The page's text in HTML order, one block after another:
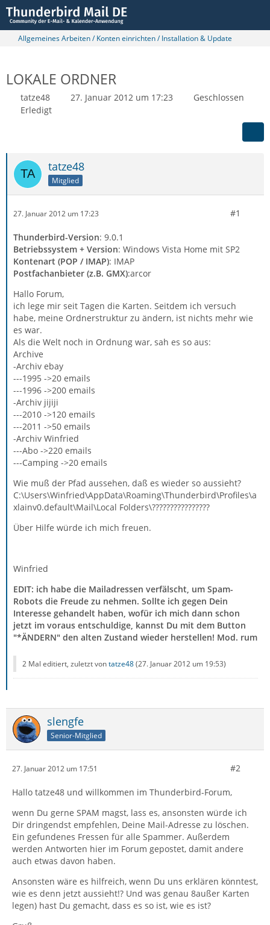
Allgemeines Arbeiten / Konten einrichten / Installation & Update
LOKALE ORDNER
tatze48 27. Januar 2012 um 17:23
Geschlossen
Erledigt
tatze48
Mitglied
27. Januar 2012 um 17:23 #1
Thunderbird-Version: 9.0.1
Betriebssystem + Version: Windows Vista Home mit SP2
Kontenart (POP / IMAP): IMAP
Postfachanbieter (z.B. GMX):arcor
Hallo Forum,
ich lege mir seit Tagen die Karten. Seitdem ich versuch
habe, meine Ordnerstruktur zu ändern, ist nichts mehr wie
es war.
Als die Welt noch in Ordnung war, sah es so aus:
Archive
-Archiv ebay
---1995 ->20 emails
---1996 ->200 emails
-Archiv jijiji
---2010 ->120 emails
---2011 ->50 emails
-Archiv Winfried
---Abo ->220 emails
---Camping ->20 emails
Wie muß der Pfad aussehen, daß es wieder so aussieht?
C:\Users\Winfried\AppData\Roaming\Thunderbird\Profiles\a
xlainv0.default\Mail\Local Folders\????????????????
Über Hilfe würde ich mich freuen.
Winfried
EDIT: ich habe die Mailadressen verfälscht, um Spam-
Robots die Freude zu nehmen. Sollte ich gegen Dein
Interesse gehandelt haben, wofür ich mich dann schon
jetzt im voraus entschuldige, kannst Du mit dem Button
"*ÄNDERN" den alten Zustand wieder herstellen! Mod. rum
2 Mal editiert, zuletzt vontatze48(27. Januar 2012 um 19:53)
slengfe
Senior-Mitglied
27. Januar 2012 um 17:51 #2
Hallo tatze48 und willkommen im Thunderbird-Forum,
wenn Du gerne SPAM magst, lass es, ansonsten würde ich
Dir dringendst empfehlen, Deine Mail-Adresse zu löschen.
Ein gefundenes Fressen für alle Spammer. Außerdem
werden Antworten hier im Forum gepostet, damit andere
auch etwas davon haben.
Ansonsten wäre es hilfreich, wenn Du uns erklären könntest,
wie es denn jetzt aussieht!? Und was genau 8außer Karten
legen) hast Du gemacht, dass es so ist, wie es ist?